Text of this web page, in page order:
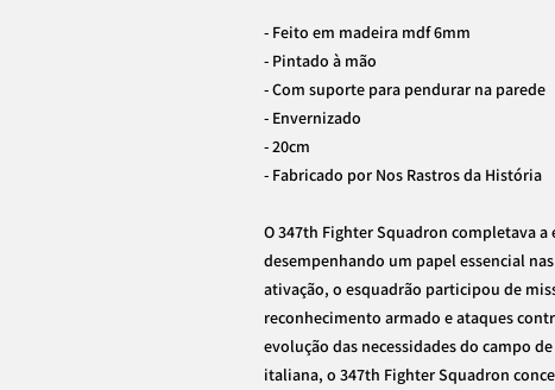
- Feito em madeira mdf 6mm
- Pintado à mão
- Com suporte para pendurar na parede
- Envernizado
- 20cm
- Fabricado por Nos Rastros da História
O 347th Fighter Squadron completava
desempenhando um papel essencial
ativação, o esquadrão participou de
reconhecimento armado e ataques
evolução das necessidades do campo
italiana, o 347th Fighter Squadron